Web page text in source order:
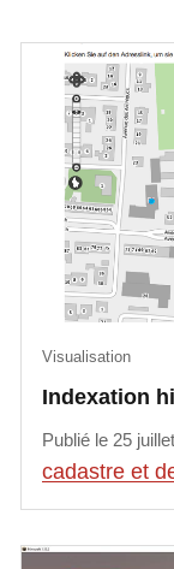
Indexation
Visualisation
Publié le 25
cadastre et